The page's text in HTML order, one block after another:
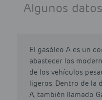
Algunos
El gasóleo A es un
abastecer los
de los vehículos
ligeros. Dentro de la
A, también llamado